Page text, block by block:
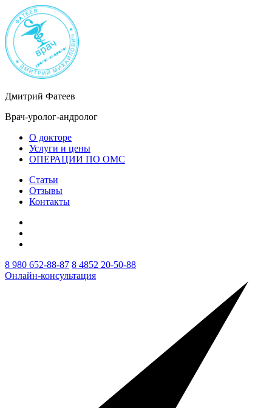
Дмитрий Фатеев
Врач-уролог-андролог
О докторе
Услуги и цены
ОПЕРАЦИИ ПО ОМС
Статьи
Отзывы
Контакты
8 980 652-88-87 8 4852 20-50-88
Онлайн-консультация